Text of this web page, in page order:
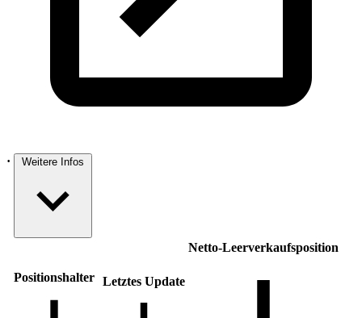
·
Positions­halter Letztes Update
Netto-Leer­ver­kaufsposition